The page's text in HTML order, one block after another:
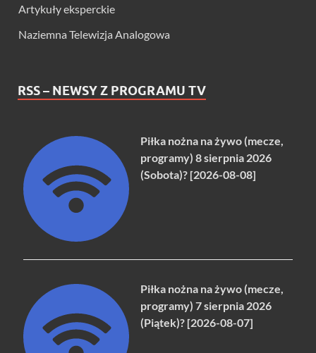
Artykuły eksperckie
Naziemna Telewizja Analogowa
RSS – NEWSY Z PROGRAMU TV
Piłka nożna na żywo (mecze,
programy) 8 sierpnia 2026
(Sobota)? [2026-08-08]
Piłka nożna na żywo (mecze,
programy) 7 sierpnia 2026
(Piątek)? [2026-08-07]